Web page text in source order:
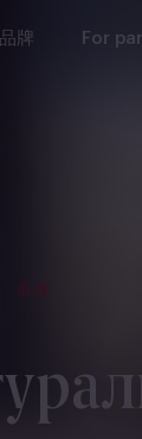
品牌 For
品牌